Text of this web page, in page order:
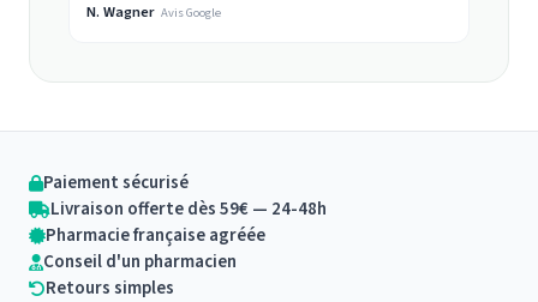
N. Wagner Avis Google
Paiement sécurisé
Livraison offerte dès 59€ — 24-48h
Pharmacie française agréée
Conseil d'un pharmacien
Retours simples